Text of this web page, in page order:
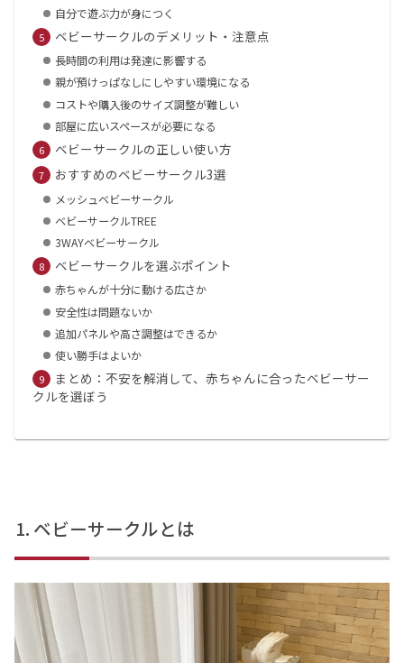
自分で遊ぶ力が身につく
ベビーサークルのデメリット・注意点
長時間の利用は発達に影響する
親が預けっぱなしにしやすい環境になる
コストや購入後のサイズ調整が難しい
部屋に広いスペースが必要になる
ベビーサークルの正しい使い方
おすすめのベビーサークル3選
メッシュベビーサークル
ベビーサークルTREE
3WAYベビーサークル
ベビーサークルを選ぶポイント
赤ちゃんが十分に動ける広さか
安全性は問題ないか
追加パネルや高さ調整はできるか
使い勝手はよいか
まとめ：不安を解消して、赤ちゃんに合ったベビーサー
クルを選ぼう
ベビーサークルとは